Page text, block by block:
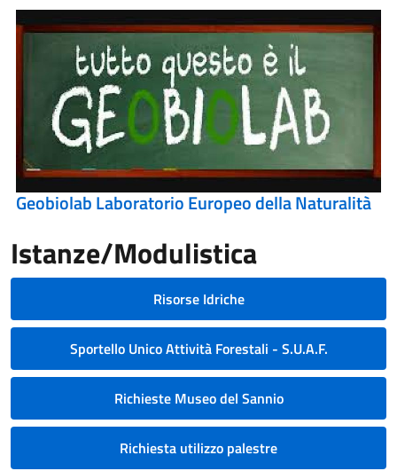
Geobiolab Laboratorio Europeo della Naturalità
Istanze/Modulistica
Risorse Idriche
Sportello Unico Attività Forestali - S.U.A.F.
Richieste Museo del Sannio
Richiesta utilizzo palestre